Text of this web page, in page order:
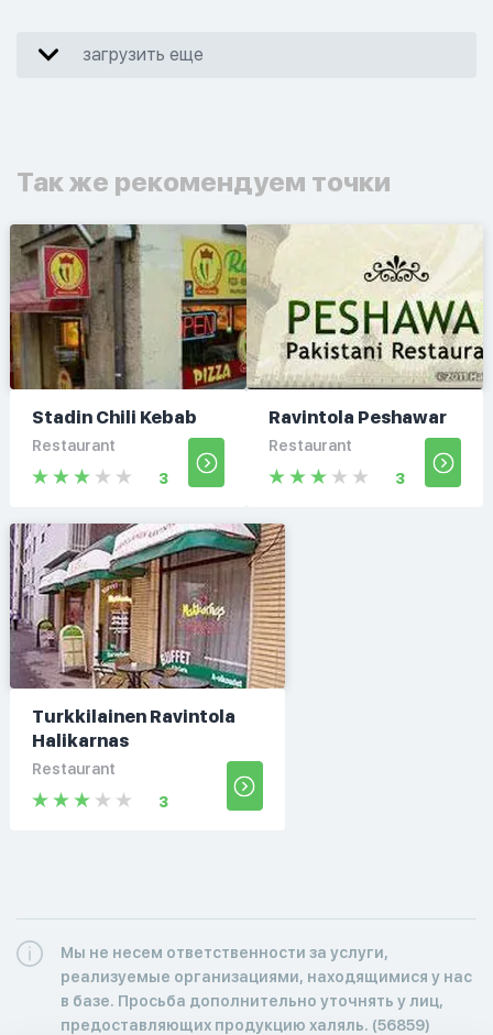
загрузить еще
Так же рекомендуем точки
Stadin Chili Kebab
Restaurant
3
Ravintola Peshawar
Restaurant
3
Turkkilainen Ravintola
Halikarnas
Restaurant
3
Мы не несем ответственности за услуги,
реализуемые организациями, находящимися у нас
в базе. Просьба дополнительно уточнять у лиц,
предоставляющих продукцию халяль. (56859)